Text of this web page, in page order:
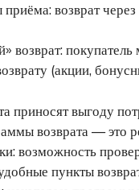
возврат
покупатель
(акции,
приносят выгоду
возврата — это
возможность
пункты